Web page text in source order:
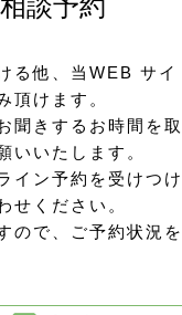
る他、当WEB サイ
頂けます。
聞きするお時間を
いいたします。
イン予約を受けつ
せください。
ので、ご予約状況